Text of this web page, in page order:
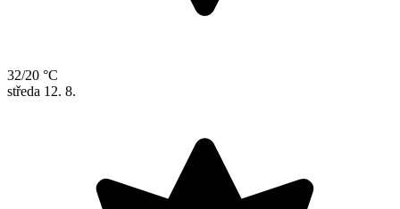
32/20 °C
středa 12. 8.